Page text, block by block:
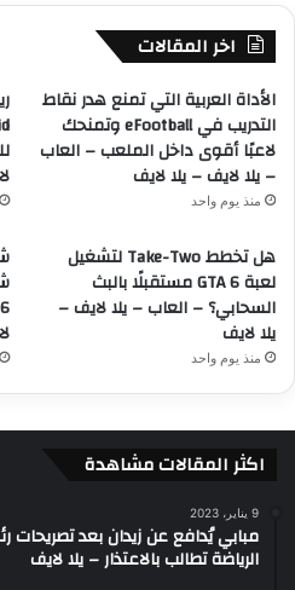
اخر المقالات
الأداة العربية التي تمنع هدر نقاط
التدريب في eFootball وتمنحك
لاعبًا أقوى داخل الملعب – العاب
– يلا لايف – يلا لايف
منذ يوم واحد
هل تخطط Take-Two لتشغيل
لعبة GTA 6 مستقبلًا بالبث
السحابي؟ – العاب – يلا لايف –
يلا لايف
منذ يوم واحد
اكثر المقالات مشاهدة
9 يناير، 2023
مبابي يُدافع عن زيدان بعد تصريحات
الرياضة تطالب بالاعتذار – يلا لايف